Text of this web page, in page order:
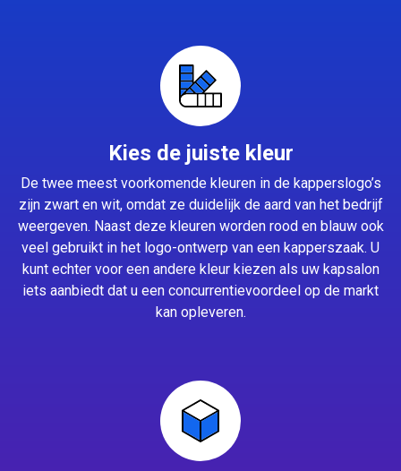
Kies de juiste kleur
De twee meest voorkomende kleuren in de kapperslogo’s
zijn zwart en wit, omdat ze duidelijk de aard van het bedrijf
weergeven. Naast deze kleuren worden rood en blauw ook
veel gebruikt in het logo-ontwerp van een kapperszaak. U
kunt echter voor een andere kleur kiezen als uw kapsalon
iets aanbiedt dat u een concurrentievoordeel op de markt
kan opleveren.